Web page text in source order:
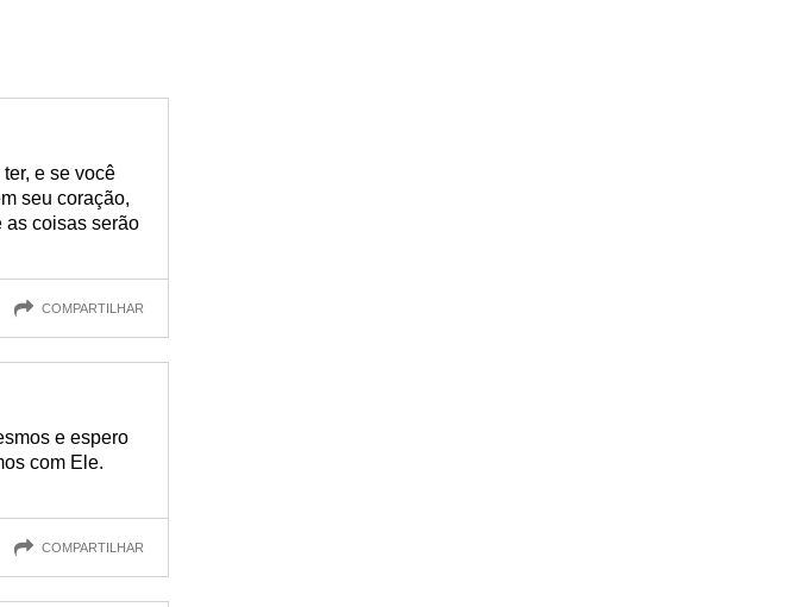
e se você
seu coração,
as coisas serão
COMPARTILHAR
e espero
com Ele.
COMPARTILHAR